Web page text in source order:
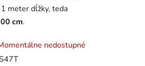
meter dĺžky, teda
cm.
nedostupné